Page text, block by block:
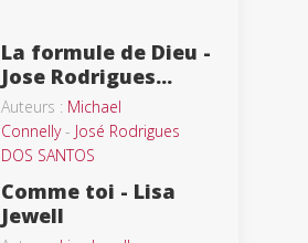
La formule de Dieu -
Jose Rodrigues...
Auteurs : Michael
Connelly- José Rodrigues
DOS SANTOS
Comme toi - Lisa
Jewell